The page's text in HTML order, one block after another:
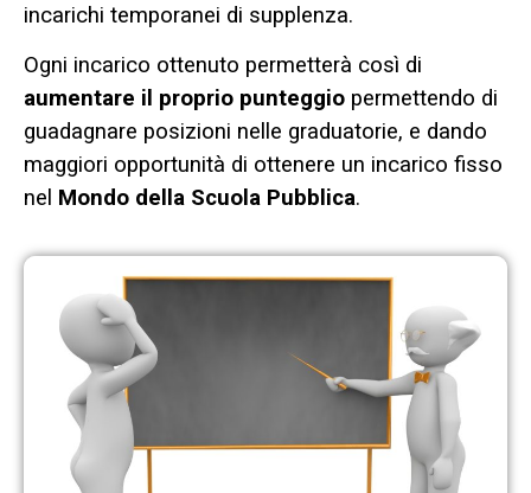
incarichi temporanei di supplenza.
Ogni incarico ottenuto permetterà così di
aumentare il proprio punteggio permettendo di
guadagnare posizioni nelle graduatorie, e dando
maggiori opportunità di ottenere un incarico fisso
nel Mondo della Scuola Pubblica.